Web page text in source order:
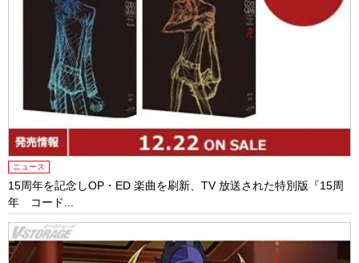
ニュース
15周年を記念しOP・ED 楽曲を刷新、TV 放送された特別版『15周
年 コード...